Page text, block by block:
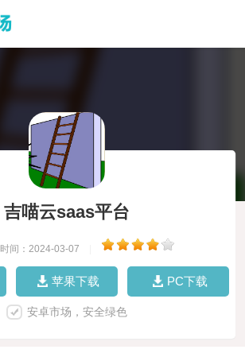
吉喵云saas平台
时间：2024-03-07
苹果下载 PC下载
安卓市场，安全绿色